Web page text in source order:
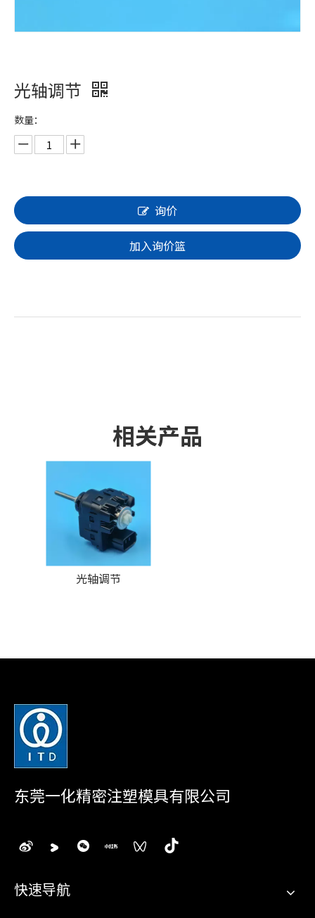
光轴调节
数量：
询价
加入询价篮
相关产品
光轴调节
东莞一化精密注塑模具有限公司
快速导航